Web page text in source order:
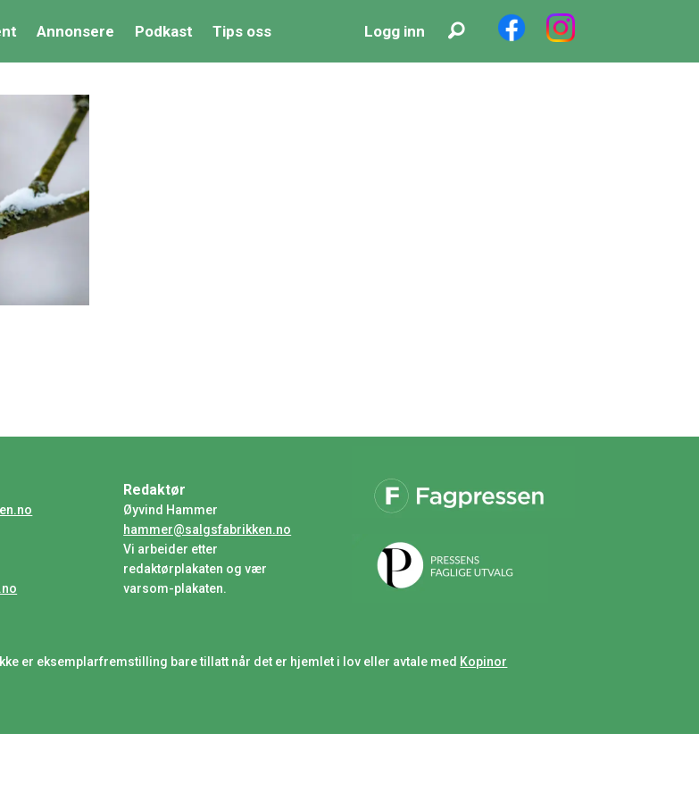
Annonsere Podkast Tips oss Logg inn
Redaktør
Øyvind Hammer
hammer@salgsfabrikken.no
Vi arbeider etter
redaktørplakaten og vær
varsom-plakaten.
er eksemplarfremstilling bare tillatt når det er hjemlet i lov eller avtale med Kopinor